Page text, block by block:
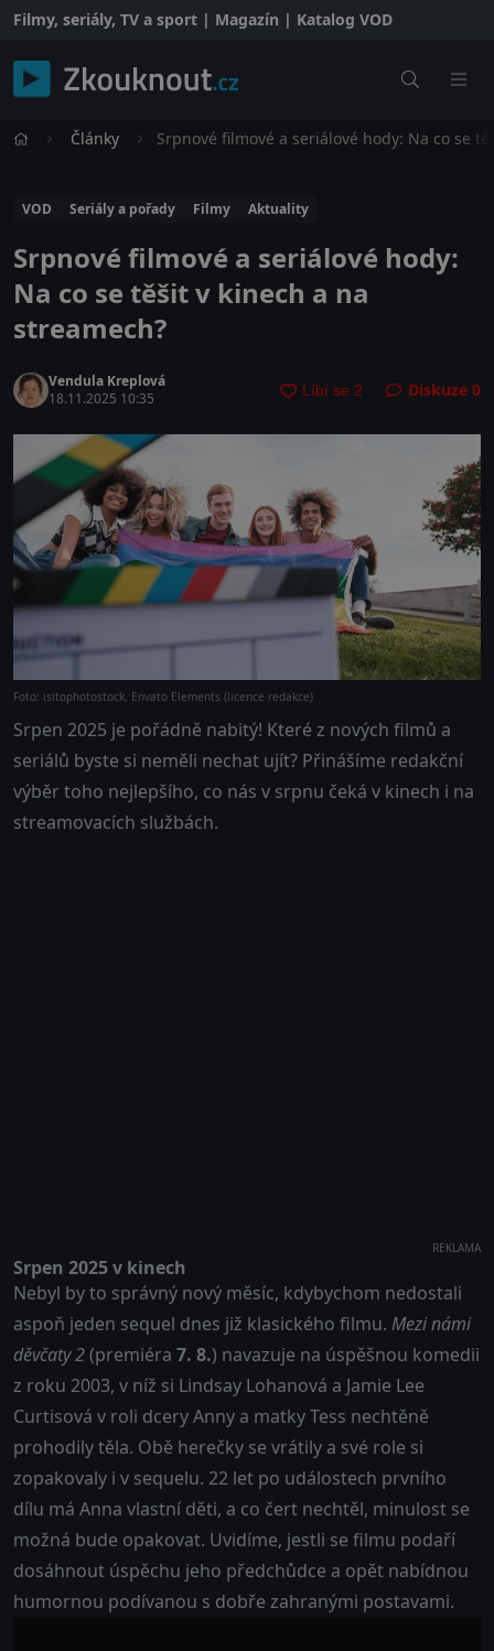
Filmy, seriály, TV a sport | Magazín | Katalog VOD
Články Srpnové filmové a seriálové hody: Na co se
VOD Seriály a pořady Filmy Aktuality
Srpnové filmové a seriálové hody:
Na co se těšit v kinech a na
streamech?
Vendula Kreplová
18.11.2025 10:35
Diskuze 0
Foto: isitophotostock, Envato Elements (licence redakce)
Srpen 2025 je pořádně nabitý! Které z nových filmů a
seriálů byste si neměli nechat ujít? Přinášíme redakční
výběr toho nejlepšího, co nás v srpnu čeká v kinech i na
streamovacích službách.
REKLAMA
Srpen 2025 v kinech
Nebyl by to správný nový měsíc, kdybychom nedostali
aspoň jeden sequel dnes již klasického filmu. Mezi námi
děvčaty 2(premiéra 7. 8.) navazuje na úspěšnou komedii
z roku 2003, v níž si Lindsay Lohanová a Jamie Lee
Curtisová v roli dcery Anny a matky Tess nechtěně
prohodily těla. Obě herečky se vrátily a své role si
zopakovaly i v sequelu. 22 let po událostech prvního
dílu má Anna vlastní děti, a co čert nechtěl, minulost se
možná bude opakovat. Uvidíme, jestli se filmu podaří
dosáhnout úspěchu jeho předchůdce a opět nabídnou
humornou podívanou s dobře zahranými postavami.